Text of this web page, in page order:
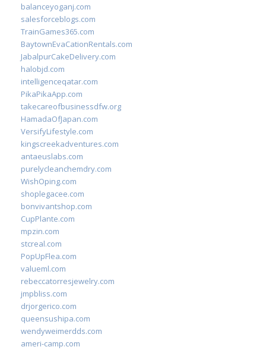
balanceyoganj.com
salesforceblogs.com
TrainGames365.com
BaytownEvaCationRentals.com
JabalpurCakeDelivery.com
halobjd.com
intelligenceqatar.com
PikaPikaApp.com
takecareofbusinessdfw.org
HamadaOfJapan.com
VersifyLifestyle.com
kingscreekadventures.com
antaeuslabs.com
purelycleanchemdry.com
WishOping.com
shoplegacee.com
bonvivantshop.com
CupPlante.com
mpzin.com
stcreal.com
PopUpFlea.com
valueml.com
rebeccatorresjewelry.com
jmpbliss.com
drjorgerico.com
queensushipa.com
wendyweimerdds.com
ameri-camp.com